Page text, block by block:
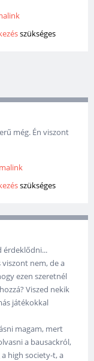
szükséges
még. Én viszont
szükséges
érdeklődni...
viszont nem, de a
ezen szeretnél
Viszed nekik
játékokkal
magam, mert
a bausackról,
high society-t, a